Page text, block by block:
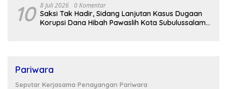
10 8 Juli 2026 0 Komentar
Saksi Tak Hadir, Sidang Lanjutan Kasus Dugaan
Korupsi Dana Hibah Pawaslih Kota Subulussalam
Pariwara
Seputar Kerjasama Penayangan Pariwara